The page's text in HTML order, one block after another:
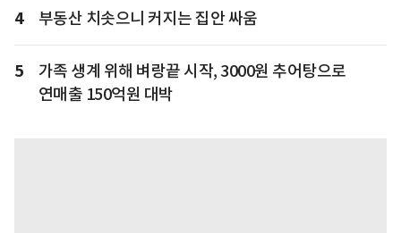
4 부동산 치솟으니 커지는 집안 싸움
5
가족 생계 위해 벼랑끝 시작, 3000원 추어탕으로
연매출 150억원 대박